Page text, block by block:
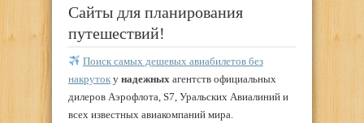
Сайты для планирования
путешествий!
Поиск самых дешевых авиабилетов без
накруток у надежных агентств официальных
дилеров Аэрофлота, S7, Уральских Авиалиний и
всех известных авиакомпаний мира.